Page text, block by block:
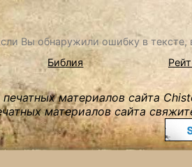
Вы обнаружили ошибку в
Библия
материалов сайта
материалов сайта